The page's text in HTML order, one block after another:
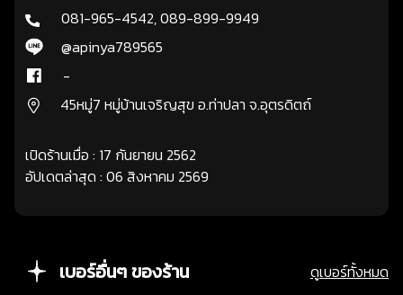
081-965-4542,089-899-9949
@apinya789565
-
45หมู่7 หมู่บ้านเจริญสุข อ.ท่าปลา จ.อุตรดิตถ์
เปิดร้านเมื่อ : 17 กันยายน 2562
อัปเดตล่าสุด : 06 สิงหาคม 2569
เบอร์อื่นๆ ของร้าน ดูเบอร์ทั้งหมด